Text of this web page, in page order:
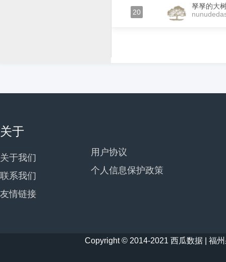
20
孥孥的大
关于
关于我们
联系我们
友情链接
用户协议
个人信息保护政策
Copyright © 2014-2021 西瓜数据 | 福